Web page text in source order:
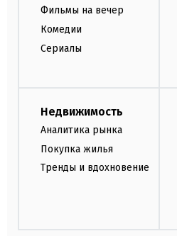
Фильмы на вечер
Комедии
Сериалы
Недвижимость
Аналитика рынка
Покупка жилья
Тренды и вдохновение